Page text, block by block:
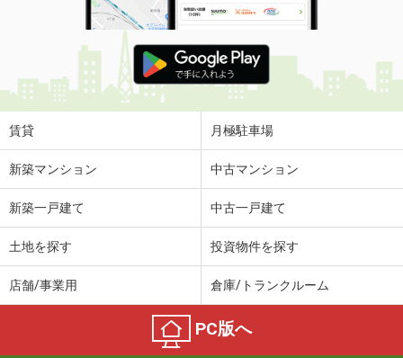
賃貸 月極駐車場
新築マンション 中古マンション
新築一戸建て 中古一戸建て
土地を探す 投資物件を探す
店舗/事業用 倉庫/トランクルーム
PC版へ